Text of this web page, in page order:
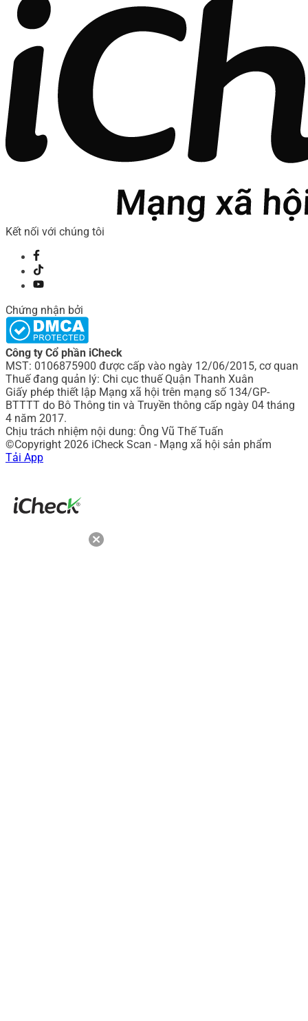
Kết nối với chúng tôi
Chứng nhận bởi
Công ty Cổ phần iCheck
MST: 0106875900 được cấp vào ngày 12/06/2015, cơ quan
Thuế đang quản lý: Chi cục thuế Quận Thanh Xuân
Giấy phép thiết lập Mạng xã hội trên mạng số 134/GP-
BTTTT do Bô Thông tin và Truyền thông cấp ngày 04 tháng
4 năm 2017.
Chịu trách nhiệm nội dung: Ông Vũ Thế Tuấn
©Copyright 2026 iCheck Scan - Mạng xã hội sản phẩm
Tải App